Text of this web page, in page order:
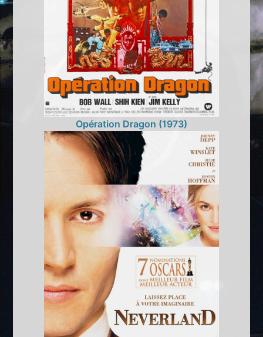
Opération Dragon (1973)